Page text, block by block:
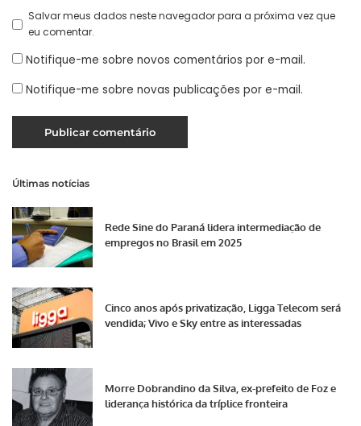
Salvar meus dados neste navegador para a próxima vez que
eu comentar.
Notifique-me sobre novos comentários por e-mail.
Notifique-me sobre novas publicações por e-mail.
Últimas notícias
Rede Sine do Paraná lidera intermediação de
empregos no Brasil em 2025
Cinco anos após privatização, Ligga Telecom será
vendida; Vivo e Sky entre as interessadas
Morre Dobrandino da Silva, ex-prefeito de Foz e
liderança histórica da tríplice fronteira